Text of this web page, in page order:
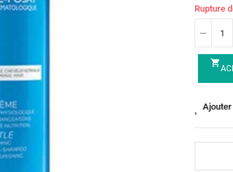
Rupture
shopping_cart
Ajouter